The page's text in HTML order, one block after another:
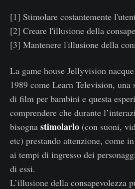
[1] Stimolare costantemente
[2] Creare l'illusione della
[3] Mantenere l'illusione della
La game house Jellyvision
1989 come Learn Television,
di film per bambini e questa
comprendere che durante
bisogna stimolarlo (con suoni,
etc) prestando attenzione, come
ai tempi di ingresso dei
di essi.
L’illusione della consapevolezza